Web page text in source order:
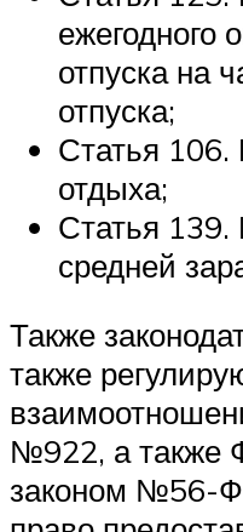
ежегодного
отпуска на
отпуска;
Статья
отдыха;
Статья
средней
Также
также
№922, а также
законом №56-